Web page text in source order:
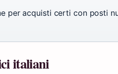
per acquisti certi con posti
italiani